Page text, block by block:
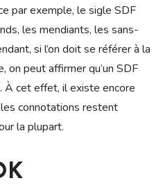
par exemple, le sigle SDF
les mendiants, les sans-
si l’on doit se référer à la
on peut affirmer qu’un SDF
À cet effet, il existe encore
connotations restent
la plupart.